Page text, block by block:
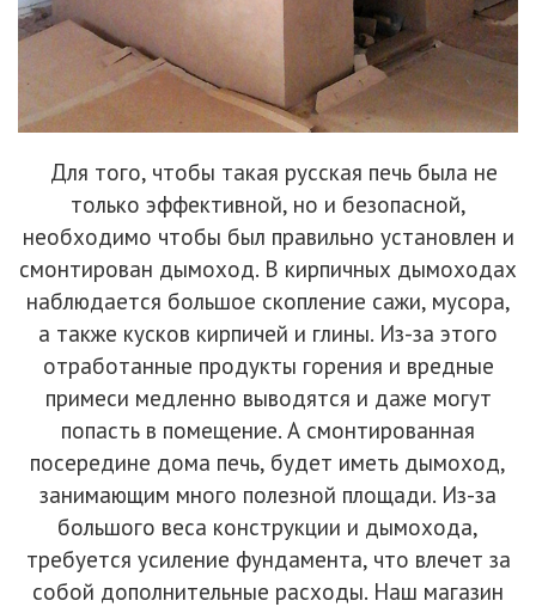
Для того, чтобы такая русская печь была не
только эффективной, но и безопасной,
необходимо чтобы был правильно установлен и
смонтирован дымоход. В кирпичных дымоходах
наблюдается большое скопление сажи, мусора,
а также кусков кирпичей и глины. Из-за этого
отработанные продукты горения и вредные
примеси медленно выводятся и даже могут
попасть в помещение. А смонтированная
посередине дома печь, будет иметь дымоход,
занимающим много полезной площади. Из-за
большого веса конструкции и дымохода,
требуется усиление фундамента, что влечет за
собой дополнительные расходы. Наш магазин